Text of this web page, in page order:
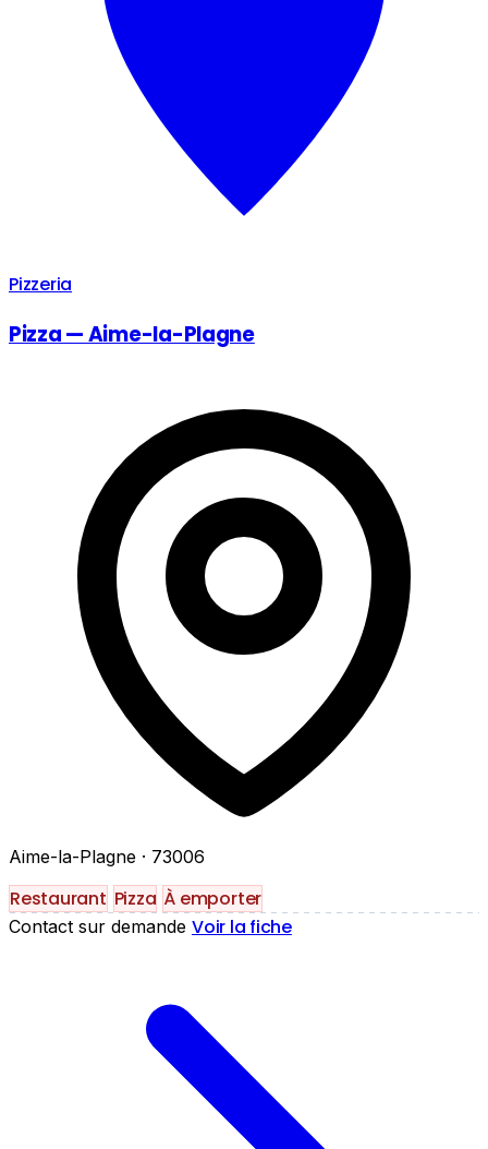
Pizzeria
Pizza — Aime-la-Plagne
Aime-la-Plagne · 73006
Restaurant Pizza À emporter
Contact sur demande Voir la fiche